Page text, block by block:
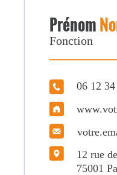
12 rue
75001
06 12
Fonction
Prénom